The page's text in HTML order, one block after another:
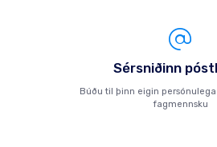
Sérsniðinn
Búðu til þinn eigin
fagmennsku